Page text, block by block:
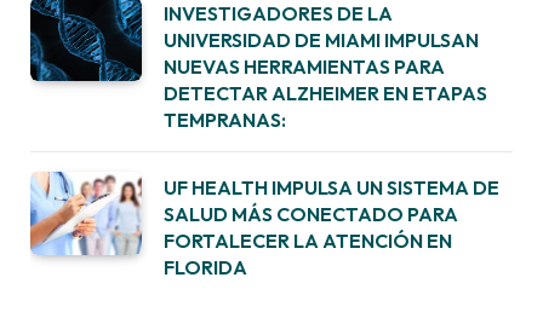
INVESTIGADORES DE LA
UNIVERSIDAD DE MIAMI IMPULSAN
NUEVAS HERRAMIENTAS PARA
DETECTAR ALZHEIMER EN ETAPAS
TEMPRANAS:
UF HEALTH IMPULSA UN SISTEMA DE
SALUD MÁS CONECTADO PARA
FORTALECER LA ATENCIÓN EN
FLORIDA